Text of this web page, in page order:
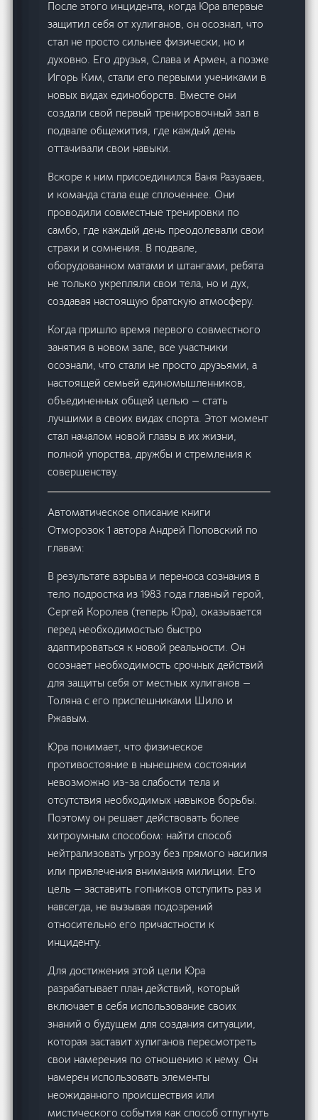
После этого инцидента, когда Юра впервые
защитил себя от хулиганов, он осознал, что
стал не просто сильнее физически, но и
духовно. Его друзья, Слава и Армен, а позже
Игорь Ким, стали его первыми учениками в
новых видах единоборств. Вместе они
создали свой первый тренировочный зал в
подвале общежития, где каждый день
оттачивали свои навыки.
Вскоре к ним присоединился Ваня Разуваев,
и команда стала еще сплоченнее. Они
проводили совместные тренировки по
самбо, где каждый день преодолевали свои
страхи и сомнения. В подвале,
оборудованном матами и штангами, ребята
не только укрепляли свои тела, но и дух,
создавая настоящую братскую атмосферу.
Когда пришло время первого совместного
занятия в новом зале, все участники
осознали, что стали не просто друзьями, а
настоящей семьей единомышленников,
объединенных общей целью — стать
лучшими в своих видах спорта. Этот момент
стал началом новой главы в их жизни,
полной упорства, дружбы и стремления к
совершенству.
Автоматическое описание книги
Отморозок 1 автора Андрей Поповский по
главам:
В результате взрыва и переноса сознания в
тело подростка из 1983 года главный герой,
Сергей Королев (теперь Юра), оказывается
перед необходимостью быстро
адаптироваться к новой реальности. Он
осознает необходимость срочных действий
для защиты себя от местных хулиганов —
Толяна с его приспешниками Шило и
Ржавым.
Юра понимает, что физическое
противостояние в нынешнем состоянии
невозможно из-за слабости тела и
отсутствия необходимых навыков борьбы.
Поэтому он решает действовать более
хитроумным способом: найти способ
нейтрализовать угрозу без прямого насилия
или привлечения внимания милиции. Его
цель — заставить гопников отступить раз и
навсегда, не вызывая подозрений
относительно его причастности к
инциденту.
Для достижения этой цели Юра
разрабатывает план действий, который
включает в себя использование своих
знаний о будущем для создания ситуации,
которая заставит хулиганов пересмотреть
свои намерения по отношению к нему. Он
намерен использовать элементы
неожиданного происшествия или
мистического события как способ отпугнуть